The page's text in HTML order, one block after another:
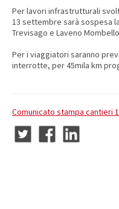
Per lavori infrastrutturali svolti
13 settembre sarà sospesa
Trevisago e Laveno
Per i viaggiatori saranno
interrotte, per 45mila km
Comunicato stampa cantieri